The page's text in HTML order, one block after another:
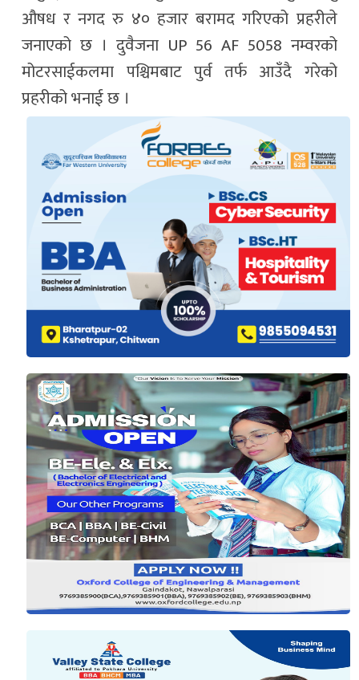
औषध र नगद रु ४० हजार बरामद गरिएको प्रहरीले
जनाएको छ । दुवैजना UP 56 AF 5058 नम्वरको
मोटरसाईकलमा पश्चिमबाट पुर्व तर्फ आउँदै गरेको
प्रहरीको भनाई छ ।